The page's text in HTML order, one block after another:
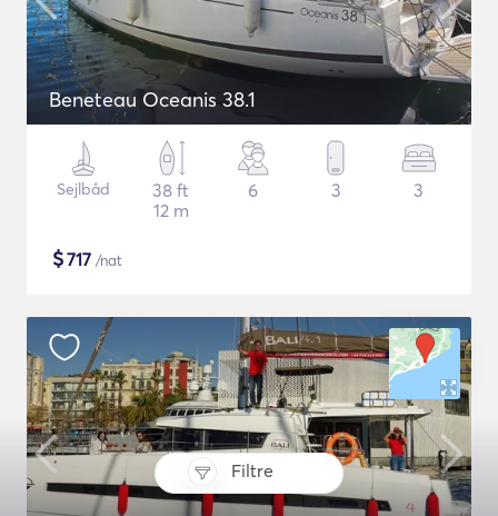
Filtre
Beneteau Oceanis 38.1
Sejlbåd
38 ft
12 m
6 3 3
$717 /nat